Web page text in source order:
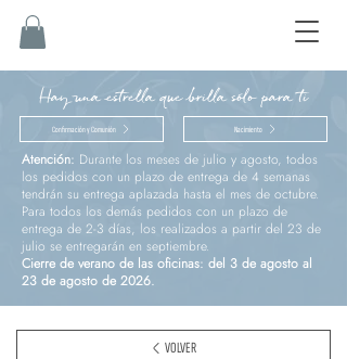
Hay una estrella que brilla sólo para ti
Confirmación y Comunión Nacimiento
Atención: Durante los meses de julio y agosto, todos
los pedidos con un plazo de entrega de 4 semanas
tendrán su entrega aplazada hasta el mes de octubre.
Para todos los demás pedidos con un plazo de
entrega de 2-3 días, los realizados a partir del 23 de
julio se entregarán en septiembre.
Cierre de verano de las oficinas: del 3 de agosto al
23 de agosto de 2026.
VOLVER